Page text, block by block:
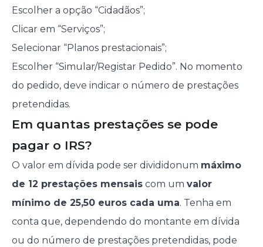
Escolher a opção “Cidadãos”;
Clicar em “Serviços”;
Selecionar “Planos prestacionais”;
Escolher “Simular/Registar Pedido”. No momento
do pedido, deve indicar o número de prestações
pretendidas.
Em quantas prestações se pode
pagar o IRS?
O valor em dívida pode ser divididonum máximo
de 12 prestações mensaiscom um valor
mínimo de 25,50 euros cada uma. Tenha em
conta que, dependendo do montante em dívida
ou do número de prestações pretendidas, pode